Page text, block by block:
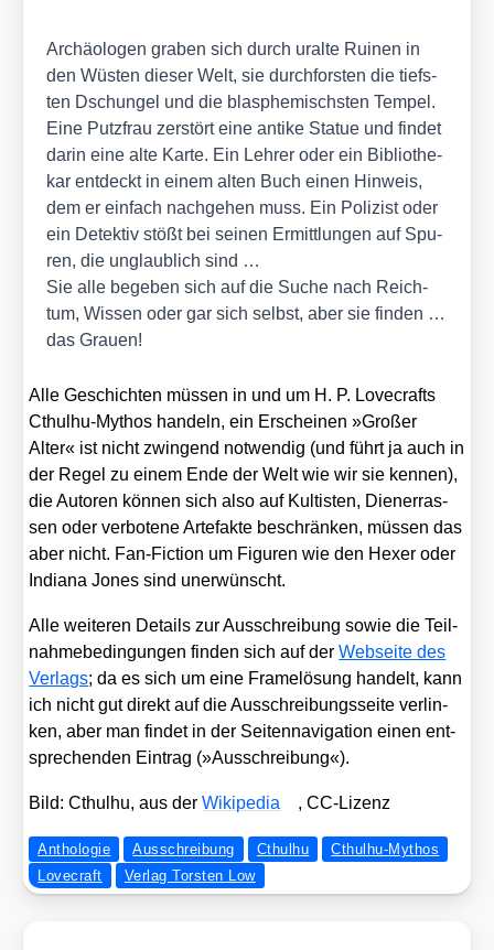
Archäo­lo­gen gra­ben sich durch uralte Rui­nen in
den Wüs­ten die­ser Welt, sie durch­fors­ten die tiefs­
ten Dschun­gel und die blas­phe­mischs­ten Tem­pel.
Eine Putz­frau zer­stört eine anti­ke Sta­tue und fin­det
dar­in eine alte Kar­te. Ein Leh­rer oder ein Biblio­the­
kar ent­deckt in einem alten Buch einen Hin­weis,
dem er ein­fach nach­ge­hen muss. Ein Poli­zist oder
ein Detek­tiv stößt bei sei­nen Ermitt­lun­gen auf Spu­
ren, die unglaub­lich sind …
Sie alle bege­ben sich auf die Suche nach Reich­
tum, Wis­sen oder gar sich selbst, aber sie fin­den …
das Grau­en!
Alle Geschich­ten müs­sen in und um H. P. Love­crafts
Cthul­hu-Mythos han­deln, ein Erschei­nen »Gro­ßer
Alter« ist nicht zwin­gend not­wen­dig (und führt ja auch in
der Regel zu einem Ende der Welt wie wir sie ken­nen),
die Autoren kön­nen sich also auf Kul­tis­ten, Die­n­er­ras­
sen oder ver­bo­te­ne Arte­fak­te beschrän­ken, müs­sen das
aber nicht. Fan-Fic­tion um Figu­ren wie den Hexer oder
India­na Jones sind uner­wünscht.
Alle wei­te­ren Details zur Aus­schrei­bung sowie die Teil­
nah­me­be­din­gun­gen fin­den sich auf derWeb­sei­te des
Ver­lags; da es sich um eine Frame­lö­sung han­delt, kann
ich nicht gut direkt auf die Aus­schrei­bungs­sei­te ver­lin­
ken, aber man fin­det in der Sei­ten­na­vi­ga­ti­on einen ent­
spre­chen­den Ein­trag (»Aus­schrei­bung«).
Bild: Cthul­hu, aus derWiki­pe­dia , CC-Lizenz
Anthologie Ausschreibung Cthulhu
Cthulhu-Mythos
Lovecraft
Verlag Torsten Low